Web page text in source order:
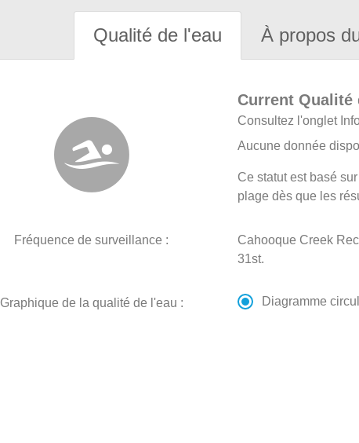
Qualité de l'eau À propos
Current Qualité
Consultez l'onglet
Aucune donnée
Ce statut est basé
plage dès que les
Fréquence de surveillance :
Cahooque Creek
31st.
Graphique de la qualité de l'eau : Diagramme